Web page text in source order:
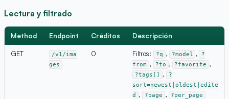
Lectura y filtrado
Method Endpoint Créditos Descripción
GET
/v1/ima
ges
0 Filtros: ?q , ?model ,
?
from , ?to , ?favorite ,
?tags[] ,
?
sort=newest|oldest|edite
d
, ?page , ?per_page